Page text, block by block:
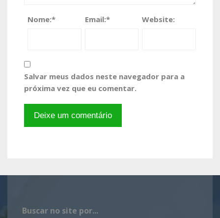
Nome:* Email:* Website:
Salvar meus dados neste navegador para a
próxima vez que eu comentar.
Buscar no site por...